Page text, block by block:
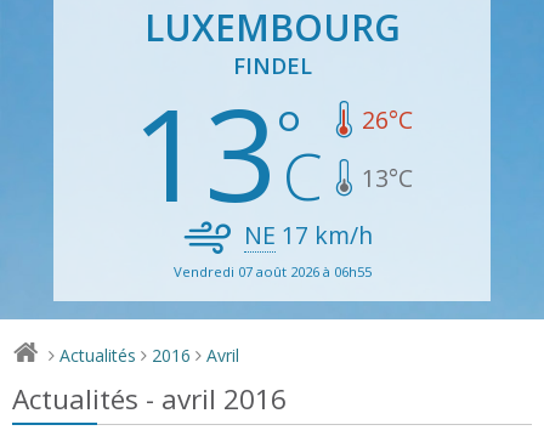
LUXEMBOURG
FINDEL
13 26°C
13°C
NE 17 km/h
Vendredi 07 août 2026 à 06h55
> Actualités > 2016 > Avril
Actualités - avril 2016